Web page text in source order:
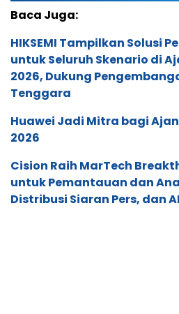
Baca Juga:
HIKSEMI Tampilkan Solusi
untuk Seluruh Skenario di
2026, Dukung
Tenggara
Huawei Jadi Mitra bagi
2026
Cision Raih MarTech
untuk Pemantauan dan
Distribusi Siaran Pers, dan